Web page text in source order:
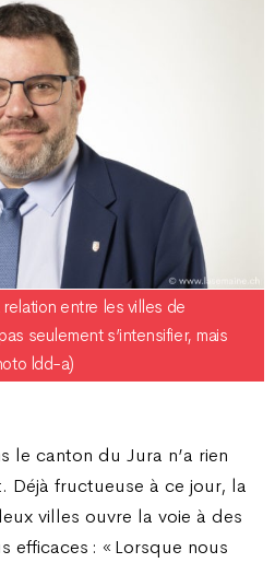
entre les villes de
seulement s’intensifier, mais
ldd-a)
le canton du Jura n’a rien
Déjà fructueuse à ce jour, la
villes ouvre la voie à des
efficaces : « Lorsque nous